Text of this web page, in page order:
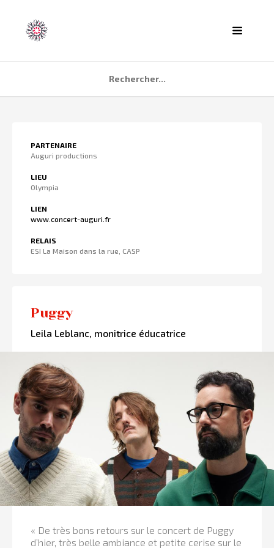
QUI SOMMES NOUS ?
PARTENAIRE
Auguri productions
LIEU
Olympia
LIEN
www.concert-auguri.fr
RELAIS
ESI La Maison dans la rue, CASP
Puggy
Leila Leblanc, monitrice éducatrice
« De très bons retours sur le concert de Puggy
d’hier, très belle ambiance et petite cerise sur le